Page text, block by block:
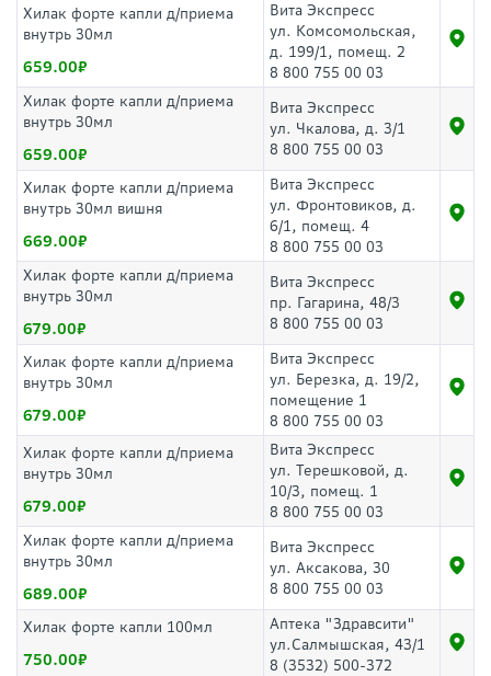
Хилак форте капли д/приема
внутрь 30мл
659.00
Вита Экспресс
ул. Комсомольская,
д. 199/1, помещ. 2
8 800 755 00 03
Хилак форте капли д/приема
внутрь 30мл
659.00
Вита Экспресс
ул. Чкалова, д. 3/1
8 800 755 00 03
Хилак форте капли д/приема
внутрь 30мл вишня
669.00
Вита Экспресс
ул. Фронтовиков, д.
6/1, помещ. 4
8 800 755 00 03
Хилак форте капли д/приема
внутрь 30мл
679.00
Вита Экспресс
пр. Гагарина, 48/3
8 800 755 00 03
Хилак форте капли д/приема
внутрь 30мл
679.00
Вита Экспресс
ул. Березка, д. 19/2,
помещение 1
8 800 755 00 03
Хилак форте капли д/приема
внутрь 30мл
679.00
Вита Экспресс
ул. Терешковой, д.
10/3, помещ. 1
8 800 755 00 03
Хилак форте капли д/приема
внутрь 30мл
689.00
Вита Экспресс
ул. Аксакова, 30
8 800 755 00 03
Хилак форте капли 100мл
750.00
Аптека "Здравсити"
ул.Салмышская, 43/1
8 (3532) 500-372